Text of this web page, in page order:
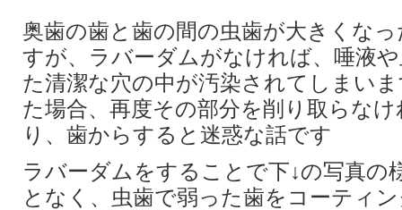
奥歯の歯と歯の間の虫歯が大きくな
すが、ラバーダムがなければ、唾液
た清潔な穴の中が汚染されてしまい
た場合、再度その部分を削り取らな
り、歯からすると迷惑な話です
ラバーダムをすることで下↓の写真の
となく、虫歯で弱った歯をコーティ